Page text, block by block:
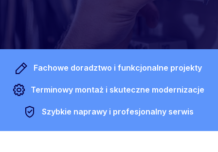
Fachowe doradztwo i funkcjonalne projekty
Terminowy montaż i skuteczne modernizacje
Szybkie naprawy i profesjonalny serwis